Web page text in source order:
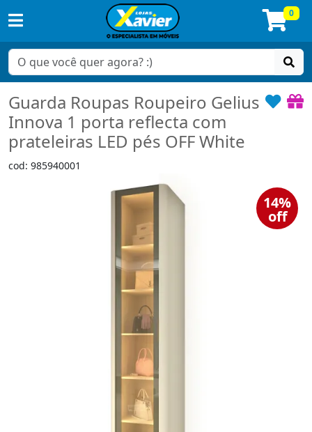
0
Guarda Roupas Roupeiro Gelius
Innova 1 porta reflecta com
prateleiras LED pés OFF White
cod: 985940001
14%
off